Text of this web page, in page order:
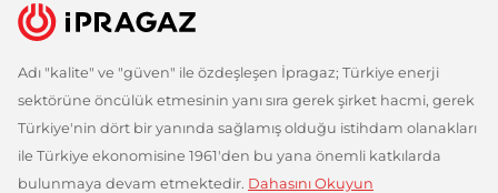
Adı "kalite" ve "güven" ile özdeşleşen İpragaz; Türkiye enerji
sektörüne öncülük etmesinin yanı sıra gerek şirket hacmi, gerek
Türkiye'nin dört bir yanında sağlamış olduğu istihdam olanakları
ile Türkiye ekonomisine 1961'den bu yana önemli katkılarda
bulunmaya devam etmektedir. Dahasını Okuyun